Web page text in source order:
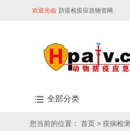
欢迎光临 防疫检疫应急物资网
全部分类
您当前的位置： 首页 > 疫病检测